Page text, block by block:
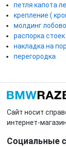
петля капота
крепление (
молдинг
распорка стоек
накладка на
перегородка
Сайт носит
интернет-
Социальные